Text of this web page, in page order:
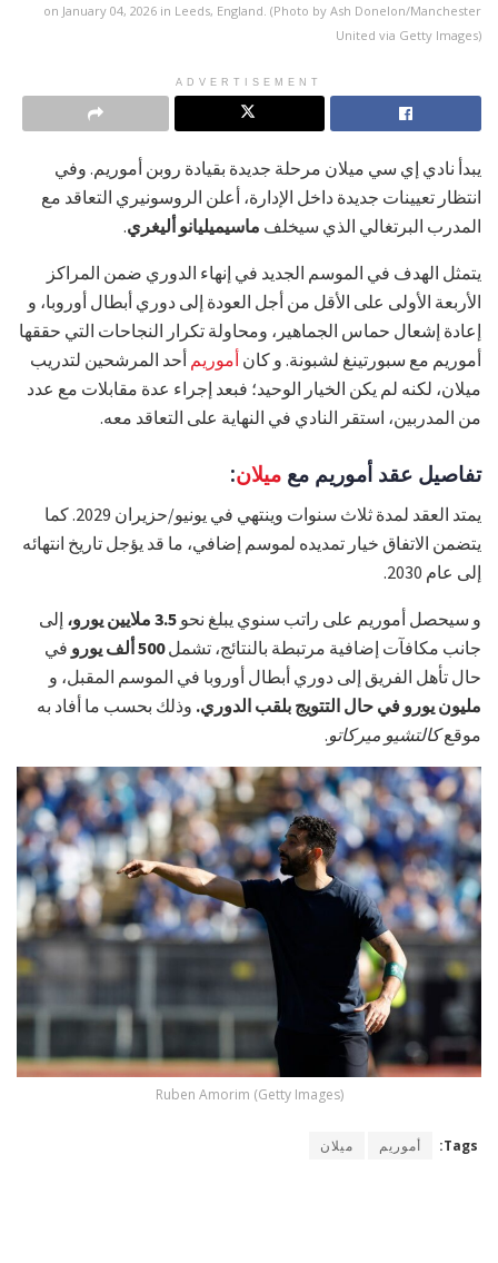
on January 04, 2026 in Leeds, England. (Photo by Ash Donelon/Manchester
United via Getty Images)
ADVERTISEMENT
يبدأ نادي إي سي ميلان مرحلة جديدة بقيادة روبن أموريم. وفي
انتظار تعيينات جديدة داخل الإدارة، أعلن الروسونيري التعاقد مع
المدرب البرتغالي الذي سيخلف ماسيميليانو أليغري.
يتمثل الهدف في الموسم الجديد في إنهاء الدوري ضمن المراكز
الأربعة الأولى على الأقل من أجل العودة إلى دوري أبطال أوروبا، و
إعادة إشعال حماس الجماهير، ومحاولة تكرار النجاحات التي حققها
أموريم مع سبورتينغ لشبونة. و كان أموريم أحد المرشحين لتدريب
ميلان، لكنه لم يكن الخيار الوحيد؛ فبعد إجراء عدة مقابلات مع عدد
من المدربين، استقر النادي في النهاية على التعاقد معه.
تفاصيل عقد أموريم مع ميلان:
يمتد العقد لمدة ثلاث سنوات وينتهي في يونيو/حزيران 2029. كما
يتضمن الاتفاق خيار تمديده لموسم إضافي، ما قد يؤجل تاريخ انتهائه
إلى عام 2030.
و سيحصل أموريم على راتب سنوي يبلغ نحو 3.5 ملايين يورو،
إلى
جانب مكافآت إضافية مرتبطة بالنتائج، تشمل500 ألف يورو
في
حال تأهل الفريق إلى دوري أبطال أوروبا في الموسم المقبل، و
مليون يورو في حال التتويج بلقب الدوري. وذلك بحسب ما أفاد به
موقعكالتشيو ميركاتو.
Ruben Amorim (Getty Images)
Tags: أموريم ميلان